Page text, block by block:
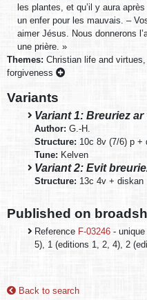
les plantes, et qu’il y aura
un enfer pour les mauvais. –
aimer Jésus. Nous donnerons
une prière. »
Themes: Christian life and
forgiveness
Variants
Variant 1: Breuriez
Author: G.-H.
Structure: 10c 8v (7/6) p +
Tune: Kelven
Variant 2: Evit
Structure: 13c 4v + diskan
Published on
Reference F-03246 -
5), 1 (editions 1, 2, 4), 2
Back to search